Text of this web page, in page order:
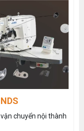
chuyển nội thành